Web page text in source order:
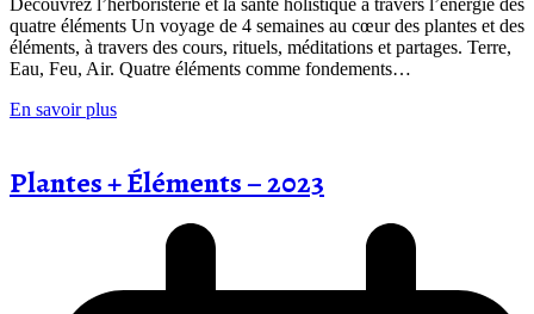
quatre éléments Un voyage de 4 semaines au cœur des plantes et des
éléments, à travers des cours, rituels, méditations et partages. Terre,
Eau, Feu, Air. Quatre éléments comme fondements…
En savoir plus
Plantes + Éléments – 2023